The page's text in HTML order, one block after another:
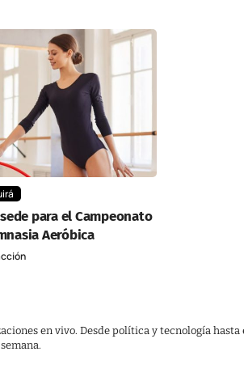
para el Campeonato
Aeróbica
en vivo. Desde política y tecnología